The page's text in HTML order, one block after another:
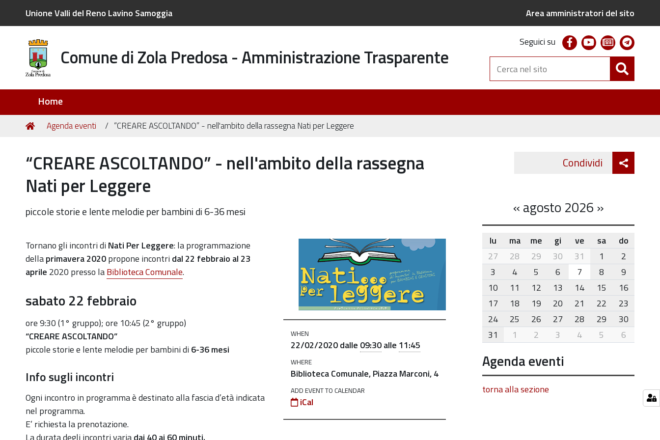
Unione Valli del Reno Lavino Samoggia Area amministratori del sito
Comune di Zola Predosa - Amministrazione Trasparente
Seguici su facebookyoutubenewsletter
Cerca
nel
sito
Home
Tu
Home
Agenda eventi “CREARE ASCOLTANDO” - nell'ambito della rassegna Nati per Leggere
“CREARE ASCOLTANDO” - nell'ambito della rassegna
Nati per Leggere
piccole storie e lente melodie per bambini di 6-36 mesi
https://old.comune.zolapredosa.bo.it/events/npl-
22-
2-
“CREARE
-
nell'ambito
della
Nati
per
Leggere
2020-
WHEN
22/02/2020dalle 09:30alle 11:45
WHERE
Biblioteca Comunale, Piazza Marconi, 4
ADD EVENT TO CALENDAR
iCal
Tornano gli incontri diNati Per Leggere: la programmazione
dellaprimavera 2020propone incontridal 22 febbraio al 23
aprile 2020 presso laBiblioteca Comunale.
sabato 22 febbraio
ore 9:30 (1° gruppo); ore 10:45 (2° gruppo)
“CREARE ASCOLTANDO”
piccole storie e lente melodie per bambini di6-36 mesi
Info sugli incontri
Ogni incontro in programma è destinato allafascia d’etàindicata
nel programma.
E’ richiesta laprenotazione.
La durata degli incontri variadai 40 ai 60 minuti.
Condividi Twitter
«agosto 2026 »
month-
8
lu ma me gi ve sa
do
27
28 29 30 31 1
2
3
4 5 6 7 8
9
10
11 12 13 14 15
16
17
18 19 20 21 22
23
24
25 26 27 28 29
30
31
1 2 3 4 5 6
Agenda eventi
torna alla sezione